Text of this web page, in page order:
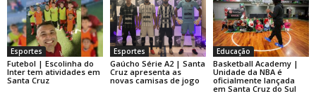
Esportes
Futebol | Escolinha do
Inter tem atividades em
Santa Cruz
Esportes
Gaúcho Série A2 | Santa
Cruz apresenta as
novas camisas de jogo
Educação
Basketball Academy |
Unidade da NBA é
oficialmente lançada
em Santa Cruz do Sul